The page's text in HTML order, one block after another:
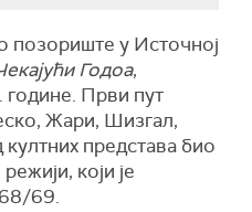
позориште у Источној
Годоа,
године. Први пут
Жари, Шизгал,
представа био
који је
69.